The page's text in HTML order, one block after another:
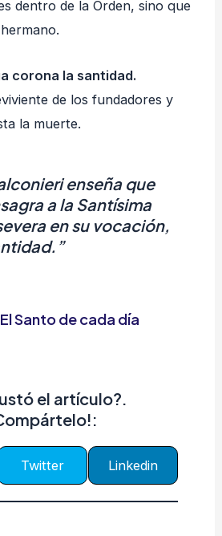
dentro de la Orden, sino que
corona la santidad.
de los fundadores y
la muerte.
enseña que
a la Santísima
en su vocación,
El Santo de cada día
el artículo?.
Twitter Linkedin